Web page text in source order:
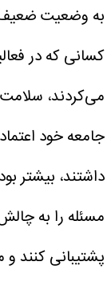
به وضعیت
کسانی که در
می‌کردند، سلامت
جامعه خود
داشتند، بیشتر
مسئله را به
پشتیبانی